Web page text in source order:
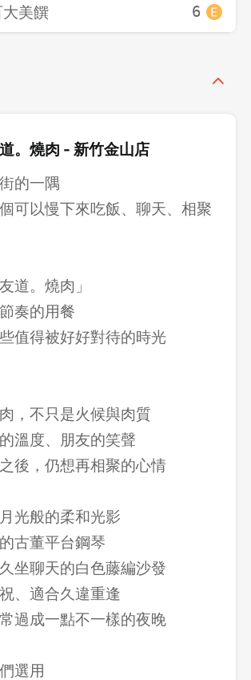
美饌 6
。燒肉 - 新竹金山店
的一隅
可以慢下來吃飯、聊天、相聚
道。燒肉」
奏的用餐
值得被好好對待的時光
，不只是火候與肉質
溫度、朋友的笑聲
後，仍想再相聚的心情
光般的柔和光影
古董平台鋼琴
坐聊天的白色藤編沙發
、適合久違重逢
過成一點不一樣的夜晚
選用